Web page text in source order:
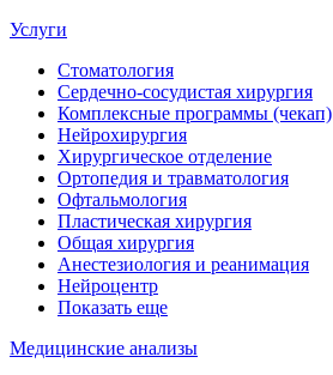
Услуги
Стоматология
Сердечно-сосудистая хирургия
Комплексные программы (чекап)
Нейрохирургия
Хирургическое отделение
Ортопедия и травматология
Офтальмология
Пластическая хирургия
Общая хирургия
Анестезиология и реанимация
Нейроцентр
Показать еще
Медицинские анализы